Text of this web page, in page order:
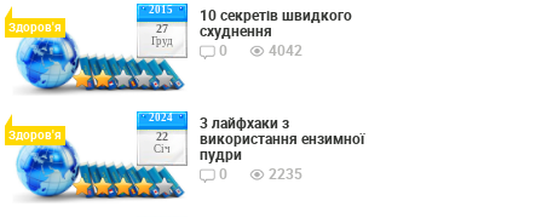
2015
27
Груд
Здоров'я
10 секретів швидкого
схуднення
0
4042
2024
22
Січ
Здоров'я
3 лайфхаки з
використання ензимної
пудри
0
2235